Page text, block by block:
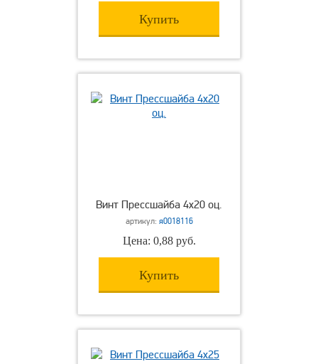
Купить
Винт Прессшайба 4х20 оц.
артикул: я0018116
Цена: 0,88 руб.
Купить